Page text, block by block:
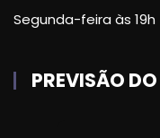
Segunda-feira às 19h
PREVISÃO